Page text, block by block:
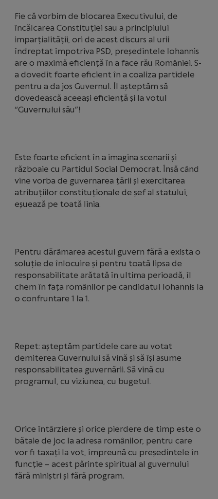
Fie că vorbim de blocarea Executivului, de
încălcarea Constituției sau a principiului
imparțialității, ori de acest discurs al urii
îndreptat împotriva PSD, președintele Iohannis
are o maximă eficiență în a face rău României. S-
a dovedit foarte eficient în a coaliza partidele
pentru a da jos Guvernul. Îl așteptăm să
dovedească aceeași eficiență și la votul
“Guvernului său”!
Este foarte eficient în a imagina scenarii și
războaie cu Partidul Social Democrat. Însă când
vine vorba de guvernarea țării și exercitarea
atribuțiilor constituționale de șef al statului,
eșuează pe toată linia.
Pentru dărâmarea acestui guvern fără a exista o
soluție de înlocuire și pentru toată lipsa de
responsabilitate arătată în ultima perioadă, îl
chem în fața românilor pe candidatul Iohannis la
o confruntare 1 la 1.
Repet: așteptăm partidele care au votat
demiterea Guvernului să vină și să își asume
responsabilitatea guvernării. Să vină cu
programul, cu viziunea, cu bugetul.
Orice întârziere și orice pierdere de timp este o
bătaie de joc la adresa românilor, pentru care
vor fi taxați la vot, împreună cu președintele în
funcție – acest părinte spiritual al guvernului
fără miniștri și fără program.